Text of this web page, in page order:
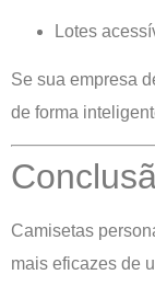
Lotes
Se sua empresa
de forma
Camisetas
mais eficazes de